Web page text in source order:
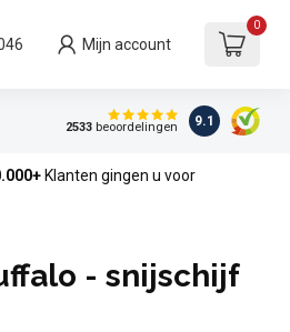
Mijn account
0
2533beoordelingen 9.1
Klanten gingen u voor
- snijschijf